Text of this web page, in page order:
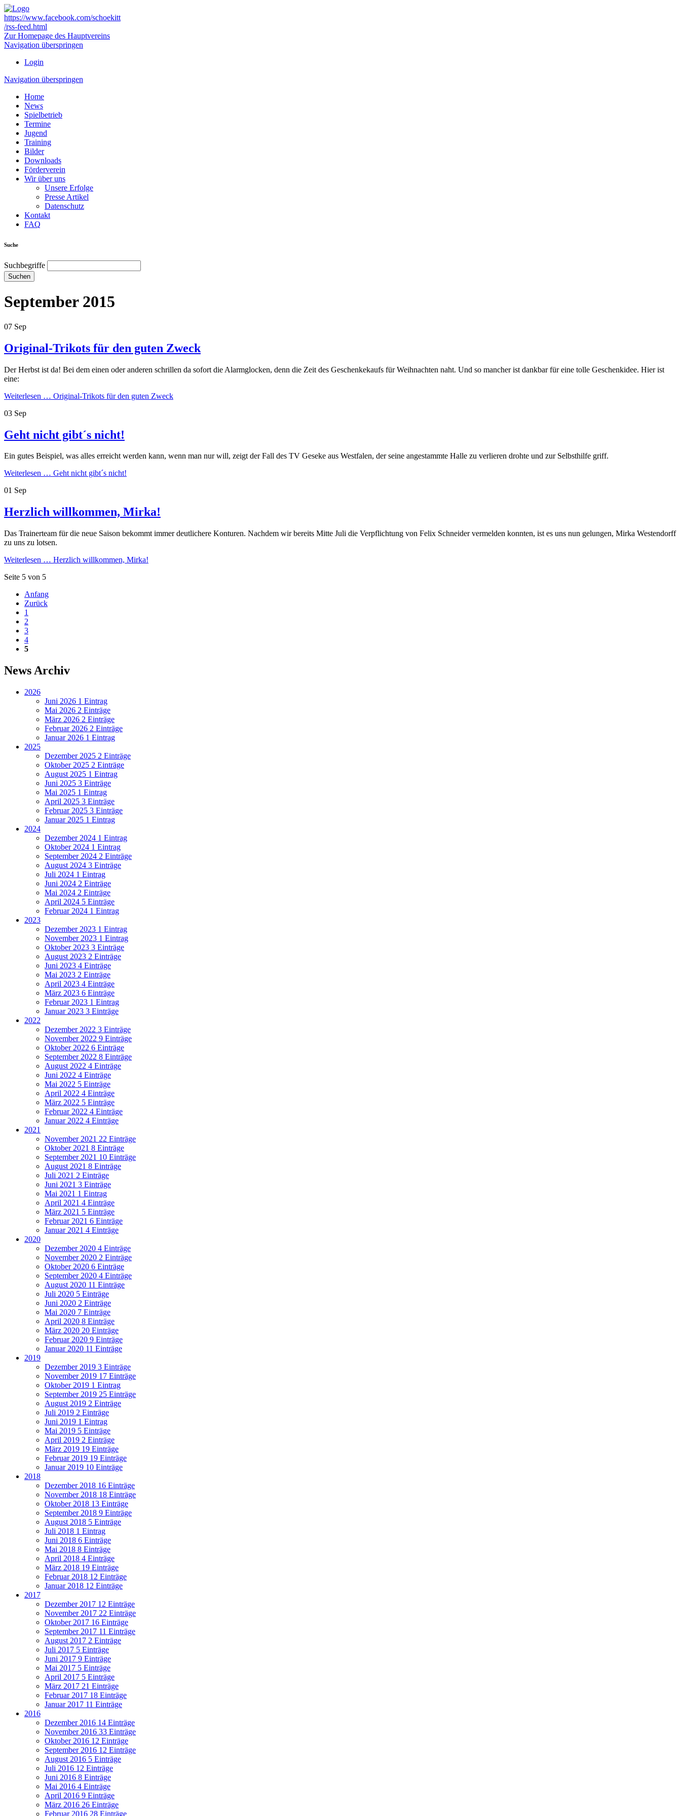
https://www.facebook.com/schoekitt
/rss-feed.html
Zur Homepage des Hauptvereins
Navigation überspringen
Login
Navigation überspringen
Home
News
Spielbetrieb
Termine
Jugend
Training
Bilder
Downloads
Förderverein
Wir über uns
Unsere Erfolge
Presse Artikel
Datenschutz
Kontakt
FAQ
Suche
Suchbegriffe
Suchen
September 2015
07 Sep
Original-Trikots für den guten Zweck
Der Herbst ist da! Bei dem einen oder anderen schrillen da sofort die Alarmglocken, denn die Zeit des Geschenkekaufs für Weihnachten naht. Und so mancher ist dankbar für eine tolle Geschenkidee. Hier ist
eine:
Weiterlesen … Original-Trikots für den guten Zweck
03 Sep
Geht nicht gibt´s nicht!
Ein gutes Beispiel, was alles erreicht werden kann, wenn man nur will, zeigt der Fall des TV Geseke aus Westfalen, der seine angestammte Halle zu verlieren drohte und zur Selbsthilfe griff.
Weiterlesen … Geht nicht gibt´s nicht!
01 Sep
Herzlich willkommen, Mirka!
Das Trainerteam für die neue Saison bekommt immer deutlichere Konturen. Nachdem wir bereits Mitte Juli die Verpflichtung von Felix Schneider vermelden konnten, ist es uns nun gelungen, Mirka Westendorff
zu uns zu lotsen.
Weiterlesen … Herzlich willkommen, Mirka!
Seite 5 von 5
Anfang
Zurück
1
2
3
4
5
News Archiv
2026
Juni 2026 1 Eintrag
Mai 2026 2 Einträge
März 2026 2 Einträge
Februar 2026 2 Einträge
Januar 2026 1 Eintrag
2025
Dezember 2025 2 Einträge
Oktober 2025 2 Einträge
August 2025 1 Eintrag
Juni 2025 3 Einträge
Mai 2025 1 Eintrag
April 2025 3 Einträge
Februar 2025 3 Einträge
Januar 2025 1 Eintrag
2024
Dezember 2024 1 Eintrag
Oktober 2024 1 Eintrag
September 2024 2 Einträge
August 2024 3 Einträge
Juli 2024 1 Eintrag
Juni 2024 2 Einträge
Mai 2024 2 Einträge
April 2024 5 Einträge
Februar 2024 1 Eintrag
2023
Dezember 2023 1 Eintrag
November 2023 1 Eintrag
Oktober 2023 3 Einträge
August 2023 2 Einträge
Juni 2023 4 Einträge
Mai 2023 2 Einträge
April 2023 4 Einträge
März 2023 6 Einträge
Februar 2023 1 Eintrag
Januar 2023 3 Einträge
2022
Dezember 2022 3 Einträge
November 2022 9 Einträge
Oktober 2022 6 Einträge
September 2022 8 Einträge
August 2022 4 Einträge
Juni 2022 4 Einträge
Mai 2022 5 Einträge
April 2022 4 Einträge
März 2022 5 Einträge
Februar 2022 4 Einträge
Januar 2022 4 Einträge
2021
November 2021 22 Einträge
Oktober 2021 8 Einträge
September 2021 10 Einträge
August 2021 8 Einträge
Juli 2021 2 Einträge
Juni 2021 3 Einträge
Mai 2021 1 Eintrag
April 2021 4 Einträge
März 2021 5 Einträge
Februar 2021 6 Einträge
Januar 2021 4 Einträge
2020
Dezember 2020 4 Einträge
November 2020 2 Einträge
Oktober 2020 6 Einträge
September 2020 4 Einträge
August 2020 11 Einträge
Juli 2020 5 Einträge
Juni 2020 2 Einträge
Mai 2020 7 Einträge
April 2020 8 Einträge
März 2020 20 Einträge
Februar 2020 9 Einträge
Januar 2020 11 Einträge
2019
Dezember 2019 3 Einträge
November 2019 17 Einträge
Oktober 2019 1 Eintrag
September 2019 25 Einträge
August 2019 2 Einträge
Juli 2019 2 Einträge
Juni 2019 1 Eintrag
Mai 2019 5 Einträge
April 2019 2 Einträge
März 2019 19 Einträge
Februar 2019 19 Einträge
Januar 2019 10 Einträge
2018
Dezember 2018 16 Einträge
November 2018 18 Einträge
Oktober 2018 13 Einträge
September 2018 9 Einträge
August 2018 5 Einträge
Juli 2018 1 Eintrag
Juni 2018 6 Einträge
Mai 2018 8 Einträge
April 2018 4 Einträge
März 2018 19 Einträge
Februar 2018 12 Einträge
Januar 2018 12 Einträge
2017
Dezember 2017 12 Einträge
November 2017 22 Einträge
Oktober 2017 16 Einträge
September 2017 11 Einträge
August 2017 2 Einträge
Juli 2017 5 Einträge
Juni 2017 9 Einträge
Mai 2017 5 Einträge
April 2017 5 Einträge
März 2017 21 Einträge
Februar 2017 18 Einträge
Januar 2017 11 Einträge
2016
Dezember 2016 14 Einträge
November 2016 33 Einträge
Oktober 2016 12 Einträge
September 2016 12 Einträge
August 2016 5 Einträge
Juli 2016 12 Einträge
Juni 2016 8 Einträge
Mai 2016 4 Einträge
April 2016 9 Einträge
März 2016 26 Einträge
Februar 2016 28 Einträge